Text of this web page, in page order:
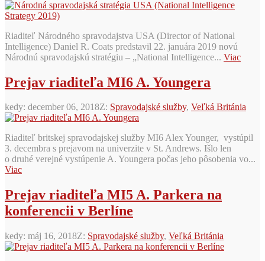
Riaditeľ Národného spravodajstva USA (Director of National
Intelligence) Daniel R. Coats predstavil 22. januára 2019 novú
Národnú spravodajskú stratégiu – „National Intelligence... Viac
Prejav riaditeľa MI6 A. Youngera
kedy: december 06, 2018Z: Spravodajské služby, Veľká Británia
Riaditeľ britskej spravodajskej služby MI6 Alex Younger, vystúpil
3. decembra s prejavom na univerzite v St. Andrews. Išlo len
o druhé verejné vystúpenie A. Youngera počas jeho pôsobenia vo...
Viac
Prejav riaditeľa MI5 A. Parkera na
konferencii v Berlíne
kedy: máj 16, 2018Z: Spravodajské služby, Veľká Británia